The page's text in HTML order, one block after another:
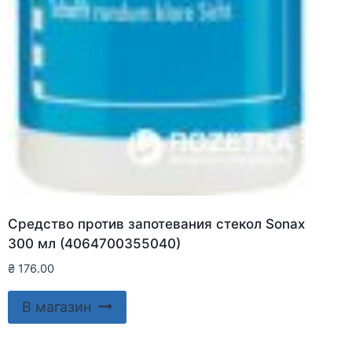
Средство против запотевания стекол Sonax
300 мл (4064700355040)
₴176.00
В магазин